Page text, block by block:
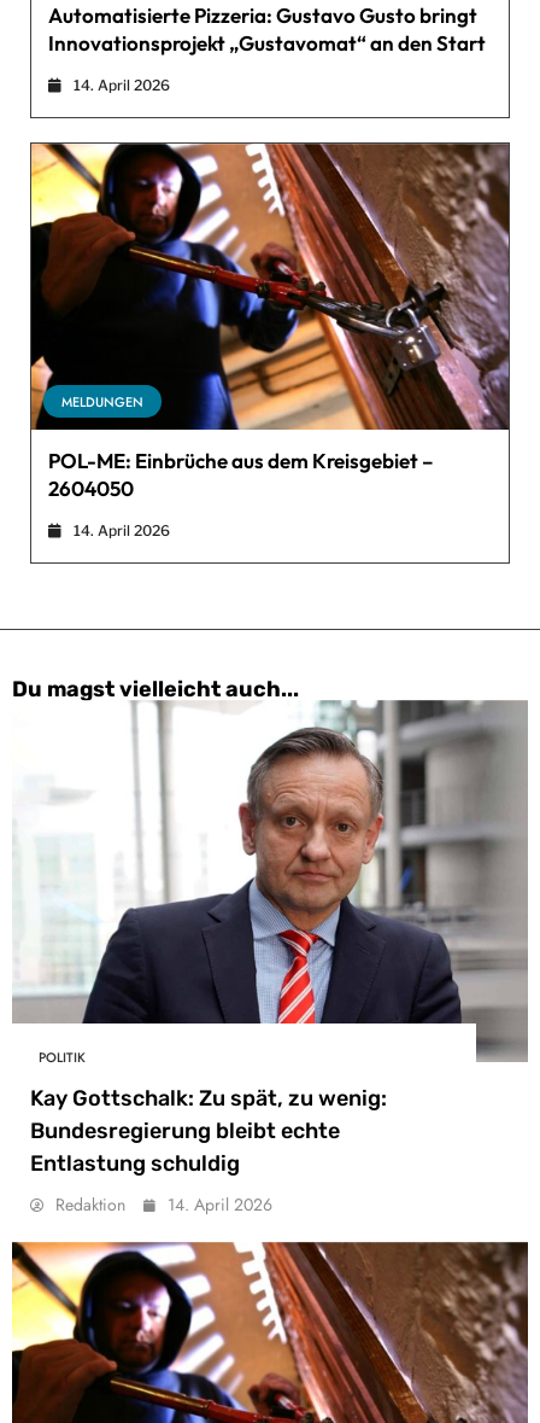
Automatisierte Pizzeria: Gustavo Gusto bringt
Innovationsprojekt „Gustavomat“ an den Start
14. April 2026
MELDUNGEN
POL-ME: Einbrüche aus dem Kreisgebiet –
2604050
14. April 2026
Du magst vielleicht auch...
POLITIK
Kay Gottschalk: Zu spät, zu wenig:
Bundesregierung bleibt echte
Entlastung schuldig
Redaktion 14. April 2026